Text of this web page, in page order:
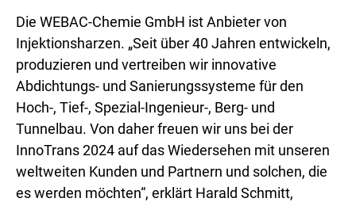
Die WEBAC-Chemie GmbH ist Anbieter von
Injektionsharzen. „Seit über 40 Jahren entwickeln,
produzieren und vertreiben wir innovative
Abdichtungs- und Sanierungssysteme für den
Hoch-, Tief-, Spezial-Ingenieur-, Berg- und
Tunnelbau. Von daher freuen wir uns bei der
InnoTrans 2024 auf das Wiedersehen mit unseren
weltweiten Kunden und Partnern und solchen, die
es werden möchten“, erklärt Harald Schmitt,